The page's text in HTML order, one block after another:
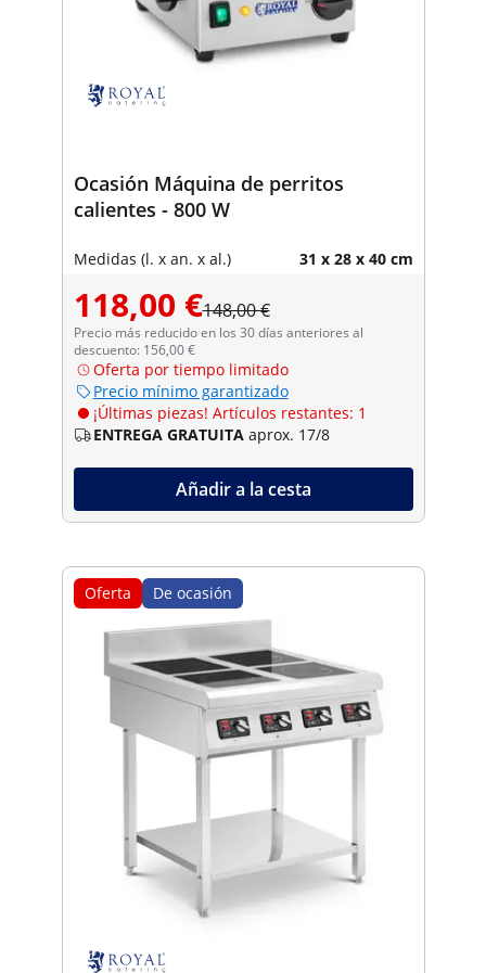
Ocasión Máquina de perritos
calientes - 800 W
Medidas (l. x an. x al.) 31 x 28 x 40 cm
118,00 €148,00 €
Precio más reducido en los 30 días anteriores al
descuento: 156,00 €
Oferta por tiempo limitado
Precio mínimo garantizado
¡Últimas piezas! Artículos restantes: 1
ENTREGA GRATUITA aprox. 17/8
Añadir a la cesta
Oferta De ocasión